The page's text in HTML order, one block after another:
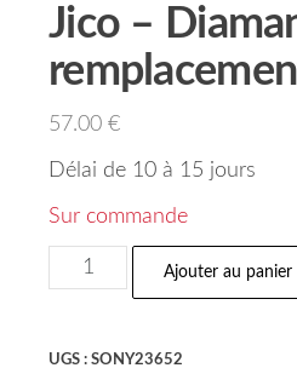
Jico –
57.00 €
Délai de 10 à 15 jours
Sur commande
Ajouter au panier
UGS : SONY23652